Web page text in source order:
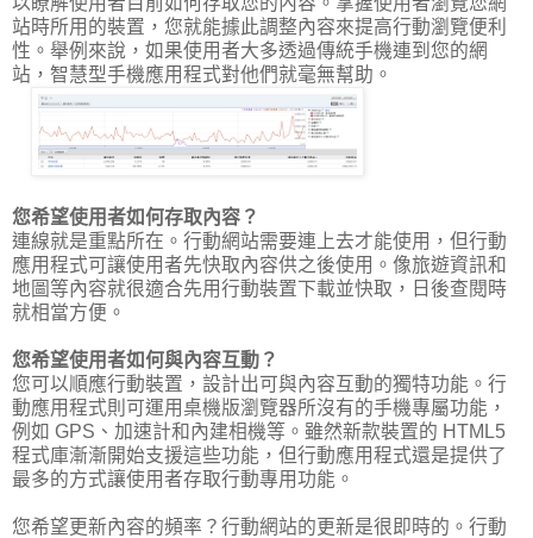
站時所用的裝置，您就能據此調整內容來提高行動瀏覽便利
性。舉例來說，如果使用者大多透過傳統手機連到您的網
站，智慧型手機應用程式對他們就毫無幫助。
您希望使用者如何存取內容？
連線就是重點所在。行動網站需要連上去才能使用，但行動
應用程式可讓使用者先快取內容供之後使用。像旅遊資訊和
地圖等內容就很適合先用行動裝置下載並快取，日後查閱時
就相當方便。
您希望使用者如何與內容互動？
您可以順應行動裝置，設計出可與內容互動的獨特功能。行
動應用程式則可運用桌機版瀏覽器所沒有的手機專屬功能，
例如 GPS、加速計和內建相機等。雖然新款裝置的 HTML5
程式庫漸漸開始支援這些功能，但行動應用程式還是提供了
最多的方式讓使用者存取行動專用功能。
您希望更新內容的頻率？行動網站的更新是很即時的。行動